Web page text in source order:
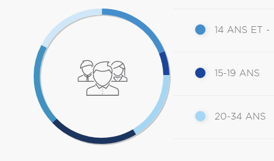
14 ANS ET -
15-19 ANS
20-34 ANS